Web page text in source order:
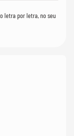
letra por letra, no seu